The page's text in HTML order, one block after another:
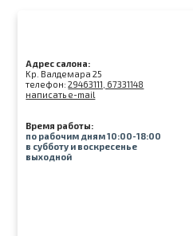
Адрес салона:
Kр. Валдемара 25
телефон:29463111, 67331148
написать e-mail
Время работы:
по рабочим дням 10:00-18:00
в субботу и воскресенье
выходной